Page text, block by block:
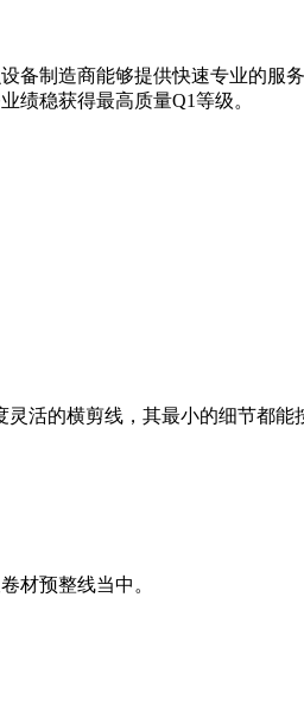
备制造商能够提供快速专业的服
绩稳获得最高质量Q1等级。
活的横剪线，其最小的细节都
材预整线当中。